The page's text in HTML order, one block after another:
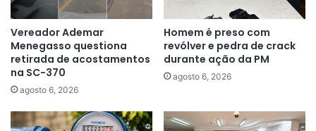
Vereador Ademar
Menegasso questiona
retirada de acostamentos
na SC-370
agosto 6, 2026
Homem é preso com
revólver e pedra de crack
durante ação da PM
agosto 6, 2026